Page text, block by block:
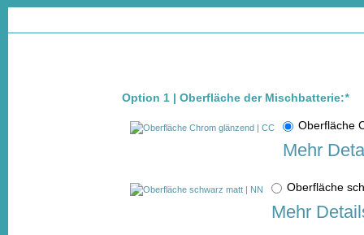
Option 1 | Oberfläche der Mischbatterie:*
Oberfläche
Mehr
Oberfläche
Mehr